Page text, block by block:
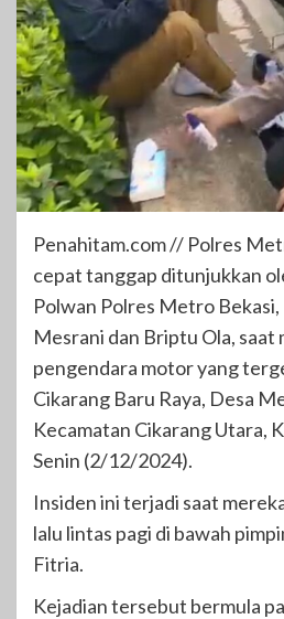
Penahitam.com // Polres
cepat tanggap ditunjukkan
Polwan Polres Metro
Mesrani dan Briptu Ola, saat
pengendara motor yang
Cikarang Baru Raya, Desa
Kecamatan Cikarang Utara,
Senin (2/12/2024).
Insiden ini terjadi saat
lalu lintas pagi di bawah
Fitria.
Kejadian tersebut bermula